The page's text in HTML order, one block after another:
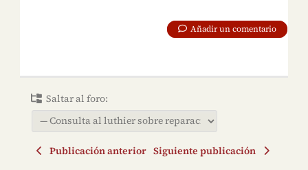
Añadir un comentario
Saltar al foro:
Publicación anterior Siguiente publicación